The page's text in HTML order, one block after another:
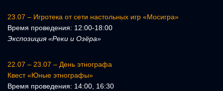
23.07 – Игротека от сети настольных игр «Мосигра»
Время проведения: 12:00-18:00
Экспозиция «Реки и Озёра»
22.07 – 23.07 – День этнографа
Квест «Юные этнографы»
Время проведения: 14:00, 16:30